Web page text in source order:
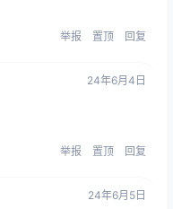
举报 置顶 回复
24年6月4日
举报 置顶 回复
24年6月5日